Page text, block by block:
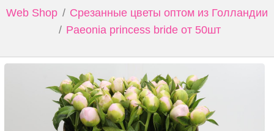
Web Shop
Срезанные цветы оптом из Голландии
Paeonia princess bride от 50шт